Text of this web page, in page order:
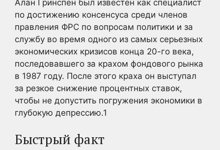
Алан Гринспен был известен как специалист
по достижению консенсуса среди членов
правления ФРС по вопросам политики и за
службу во время одного из самых серьезных
экономических кризисов конца 20-го века,
последовавшего за крахом фондового рынка
в 1987 году. После этого краха он выступал
за резкое снижение процентных ставок,
чтобы не допустить погружения экономики в
глубокую депрессию.1
Быстрый факт